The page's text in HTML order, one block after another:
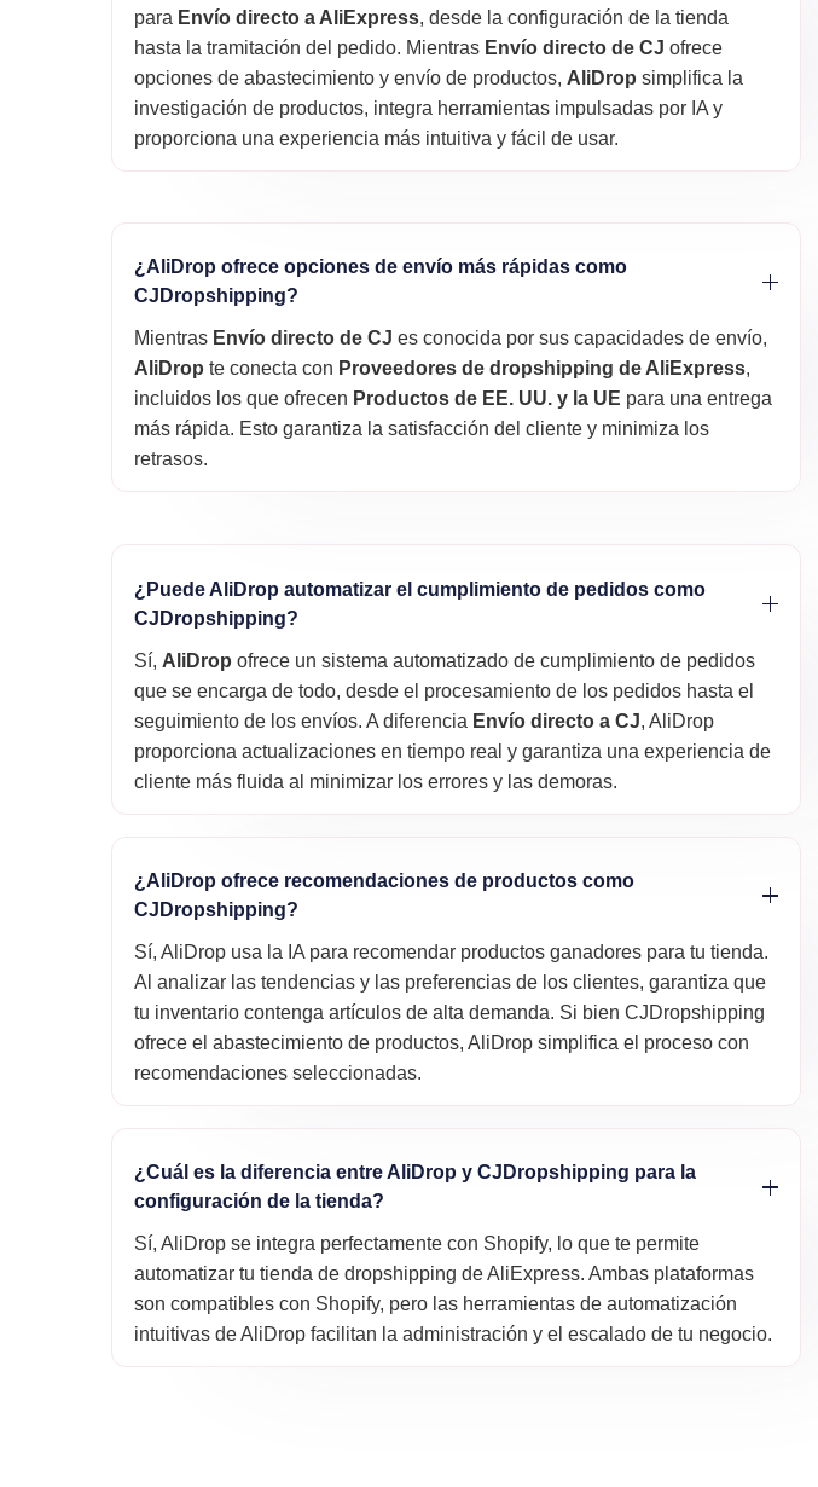
para Envío directo a AliExpress, desde la configuración de la tienda
hasta la tramitación del pedido. Mientras Envío directo de CJ ofrece
opciones de abastecimiento y envío de productos, AliDrop simplifica la
investigación de productos, integra herramientas impulsadas por IA y
proporciona una experiencia más intuitiva y fácil de usar.
¿AliDrop ofrece opciones de envío más rápidas como
CJDropshipping?
Mientras Envío directo de CJ es conocida por sus capacidades de envío,
AliDrop te conecta con Proveedores de dropshipping de AliExpress,
incluidos los que ofrecen Productos de EE. UU. y la UE para una entrega
más rápida. Esto garantiza la satisfacción del cliente y minimiza los
retrasos.
¿Puede AliDrop automatizar el cumplimiento de pedidos como
CJDropshipping?
Sí, AliDrop ofrece un sistema automatizado de cumplimiento de pedidos
que se encarga de todo, desde el procesamiento de los pedidos hasta el
seguimiento de los envíos. A diferencia Envío directo a CJ, AliDrop
proporciona actualizaciones en tiempo real y garantiza una experiencia de
cliente más fluida al minimizar los errores y las demoras.
¿AliDrop ofrece recomendaciones de productos como
CJDropshipping?
Sí, AliDrop usa la IA para recomendar productos ganadores para tu tienda.
Al analizar las tendencias y las preferencias de los clientes, garantiza que
tu inventario contenga artículos de alta demanda. Si bien CJDropshipping
ofrece el abastecimiento de productos, AliDrop simplifica el proceso con
recomendaciones seleccionadas.
¿Cuál es la diferencia entre AliDrop y CJDropshipping para la
configuración de la tienda?
Sí, AliDrop se integra perfectamente con Shopify, lo que te permite
automatizar tu tienda de dropshipping de AliExpress. Ambas plataformas
son compatibles con Shopify, pero las herramientas de automatización
intuitivas de AliDrop facilitan la administración y el escalado de tu negocio.